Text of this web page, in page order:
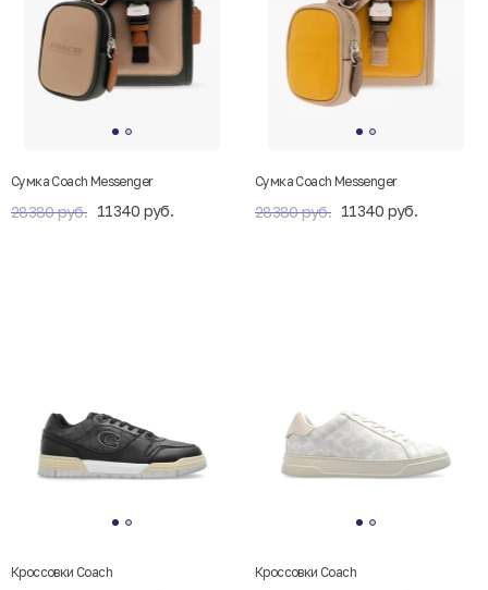
Сумка Coach Messenger
28380 руб. 11340 руб.
Сумка Coach Messenger
28380 руб. 11340 руб.
Кроссовки Coach Кроссовки Coach